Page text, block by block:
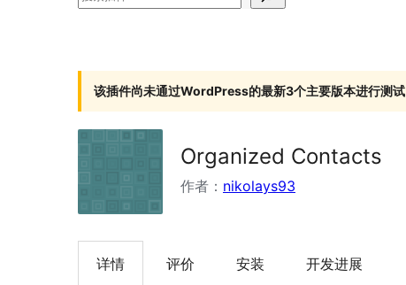
件
该插件尚未通过WordPress的最新3个主要版本进行测试
Organized Contacts
作者： nikolays93
详情 评价 安装 开发进展